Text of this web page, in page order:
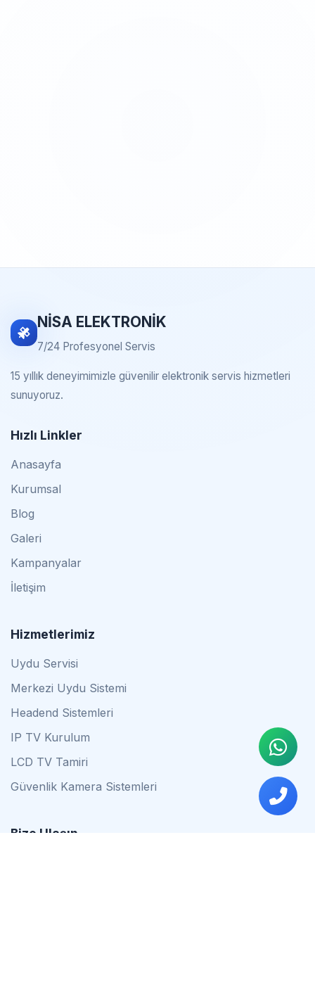
NİSA ELEKTRONİK
7/24 Profesyonel Servis
15 yıllık deneyimimizle güvenilir elektronik servis hizmetleri
sunuyoruz.
Hızlı Linkler
Anasayfa
Kurumsal
Blog
Galeri
Kampanyalar
İletişim
Hizmetlerimiz
Uydu Servisi
Merkezi Uydu Sistemi
Headend Sistemleri
IP TV Kurulum
LCD TV Tamiri
Güvenlik Kamera Sistemleri
Bize Ulaşın